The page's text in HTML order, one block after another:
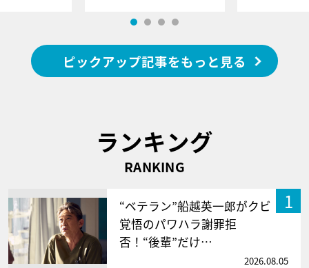
ピックアップ記事をもっと見る
ランキング
RANKING
1
“ベテラン”船越英一郎がクビ
覚悟のパワハラ謝罪拒
否！“後輩”だけ…
2026.08.05